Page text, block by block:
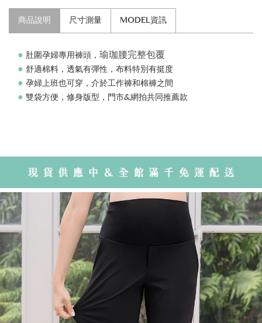
商品說明 尺寸測量 MODEL資訊
● 肚圍孕婦專用褲頭， 瑜珈腰完整包覆
● 舒適棉料，透氣有彈性，布料特別有挺度
● 孕婦上班也可穿，介於工作褲和棉褲之間
● 雙袋方便，修身版型，門市&網拍共同推薦款